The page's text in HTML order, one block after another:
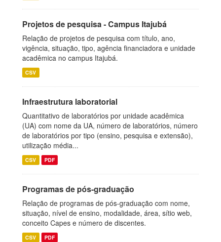
Projetos de pesquisa - Campus Itajubá
Relação de projetos de pesquisa com título, ano,
vigência, situação, tipo, agência financiadora e unidade
acadêmica no campus Itajubá.
CSV
Infraestrutura laboratorial
Quantitativo de laboratórios por unidade acadêmica
(UA) com nome da UA, número de laboratórios, número
de laboratórios por tipo (ensino, pesquisa e extensão),
utilização média...
CSV PDF
Programas de pós-graduação
Relação de programas de pós-graduação com nome,
situação, nível de ensino, modalidade, área, sítio web,
conceito Capes e número de discentes.
CSV PDF